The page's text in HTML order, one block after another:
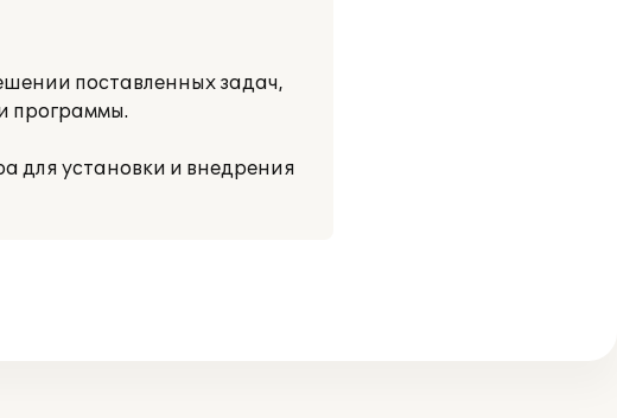
поставленных задач,
программы.
для установки и внедрения